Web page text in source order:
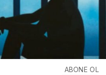
ABONE OL